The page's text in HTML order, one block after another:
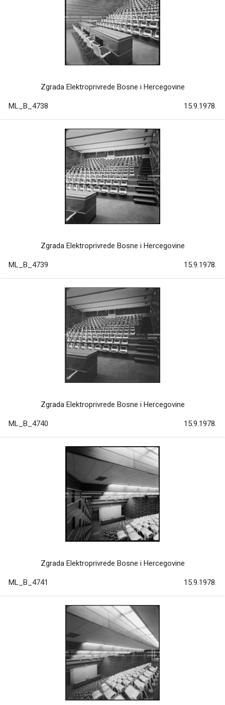
Zgrada Elektroprivrede Bosne i Hercegovine
ML_B_4738 15.9.1978.
Zgrada Elektroprivrede Bosne i Hercegovine
ML_B_4739 15.9.1978.
Zgrada Elektroprivrede Bosne i Hercegovine
ML_B_4740 15.9.1978.
Zgrada Elektroprivrede Bosne i Hercegovine
ML_B_4741 15.9.1978.